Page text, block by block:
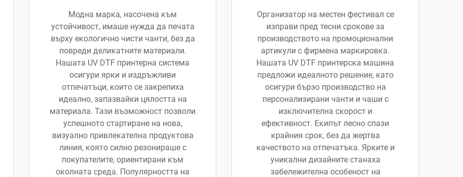
Модна марка, насочена към
устойчивост, имаше нужда да печата
върху екологично чисти чанти, без да
повреди деликатните материали.
Нашата UV DTF принтерна система
осигури ярки и издръжливи
отпечатъци, които се закрепиха
идеално, запазвайки цялостта на
материала. Тази възможност позволи
успешното стартиране на нова,
визуално привлекателна продуктова
линия, която силно резонираше с
покупателите, ориентирани към
околната среда. Популярността на
Организатор на местен фестивал се
изправи пред тесни срокове за
производството на промоционални
артикули с фирмена маркировка.
Нашата UV DTF принтерска машина
предложи идеалното решение, като
осигури бързо производство на
персонализирани чанти и чаши с
изключителна скорост и
ефективност. Екипът лесно спази
крайния срок, без да жертва
качеството на отпечатъка. Ярките и
уникални дизайните станаха
забележителна особеност на